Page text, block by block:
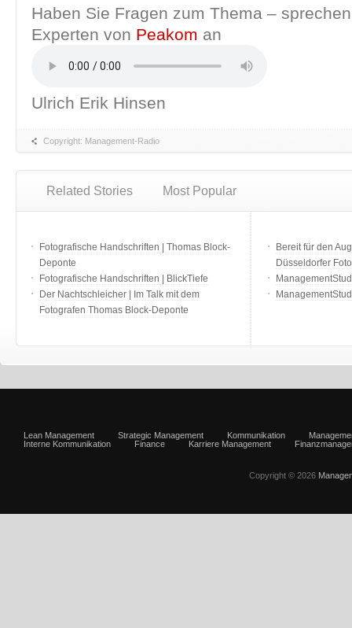
Haben Sie Fragen zum Thema –
Experten von Peakom an
Ulrich Erik Hinsen
Copyright: Management-Radio
Related Stories Most Popular
Fotografische Handschriften | Thomas Block-
Deponte
Fotografische Handschriften | BlickTiefe
Der Nachtschleicher | Im Talk mit dem
Fotografen Thomas Block-Deponte
Bereit für den
Düsseldorfer
Lean Management Strategic Management Kommunikation
Interne Kommunikation
Finance Karriere Management
Copyright © 2026